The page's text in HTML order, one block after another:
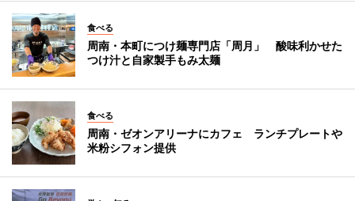
食べる
周南・本町につけ麺専門店「周月」 酸味利かせた
つけ汁と自家製手もみ太麺
食べる
周南・ゼオンアリーナにカフェ ランチプレートや
米粉シフォン提供